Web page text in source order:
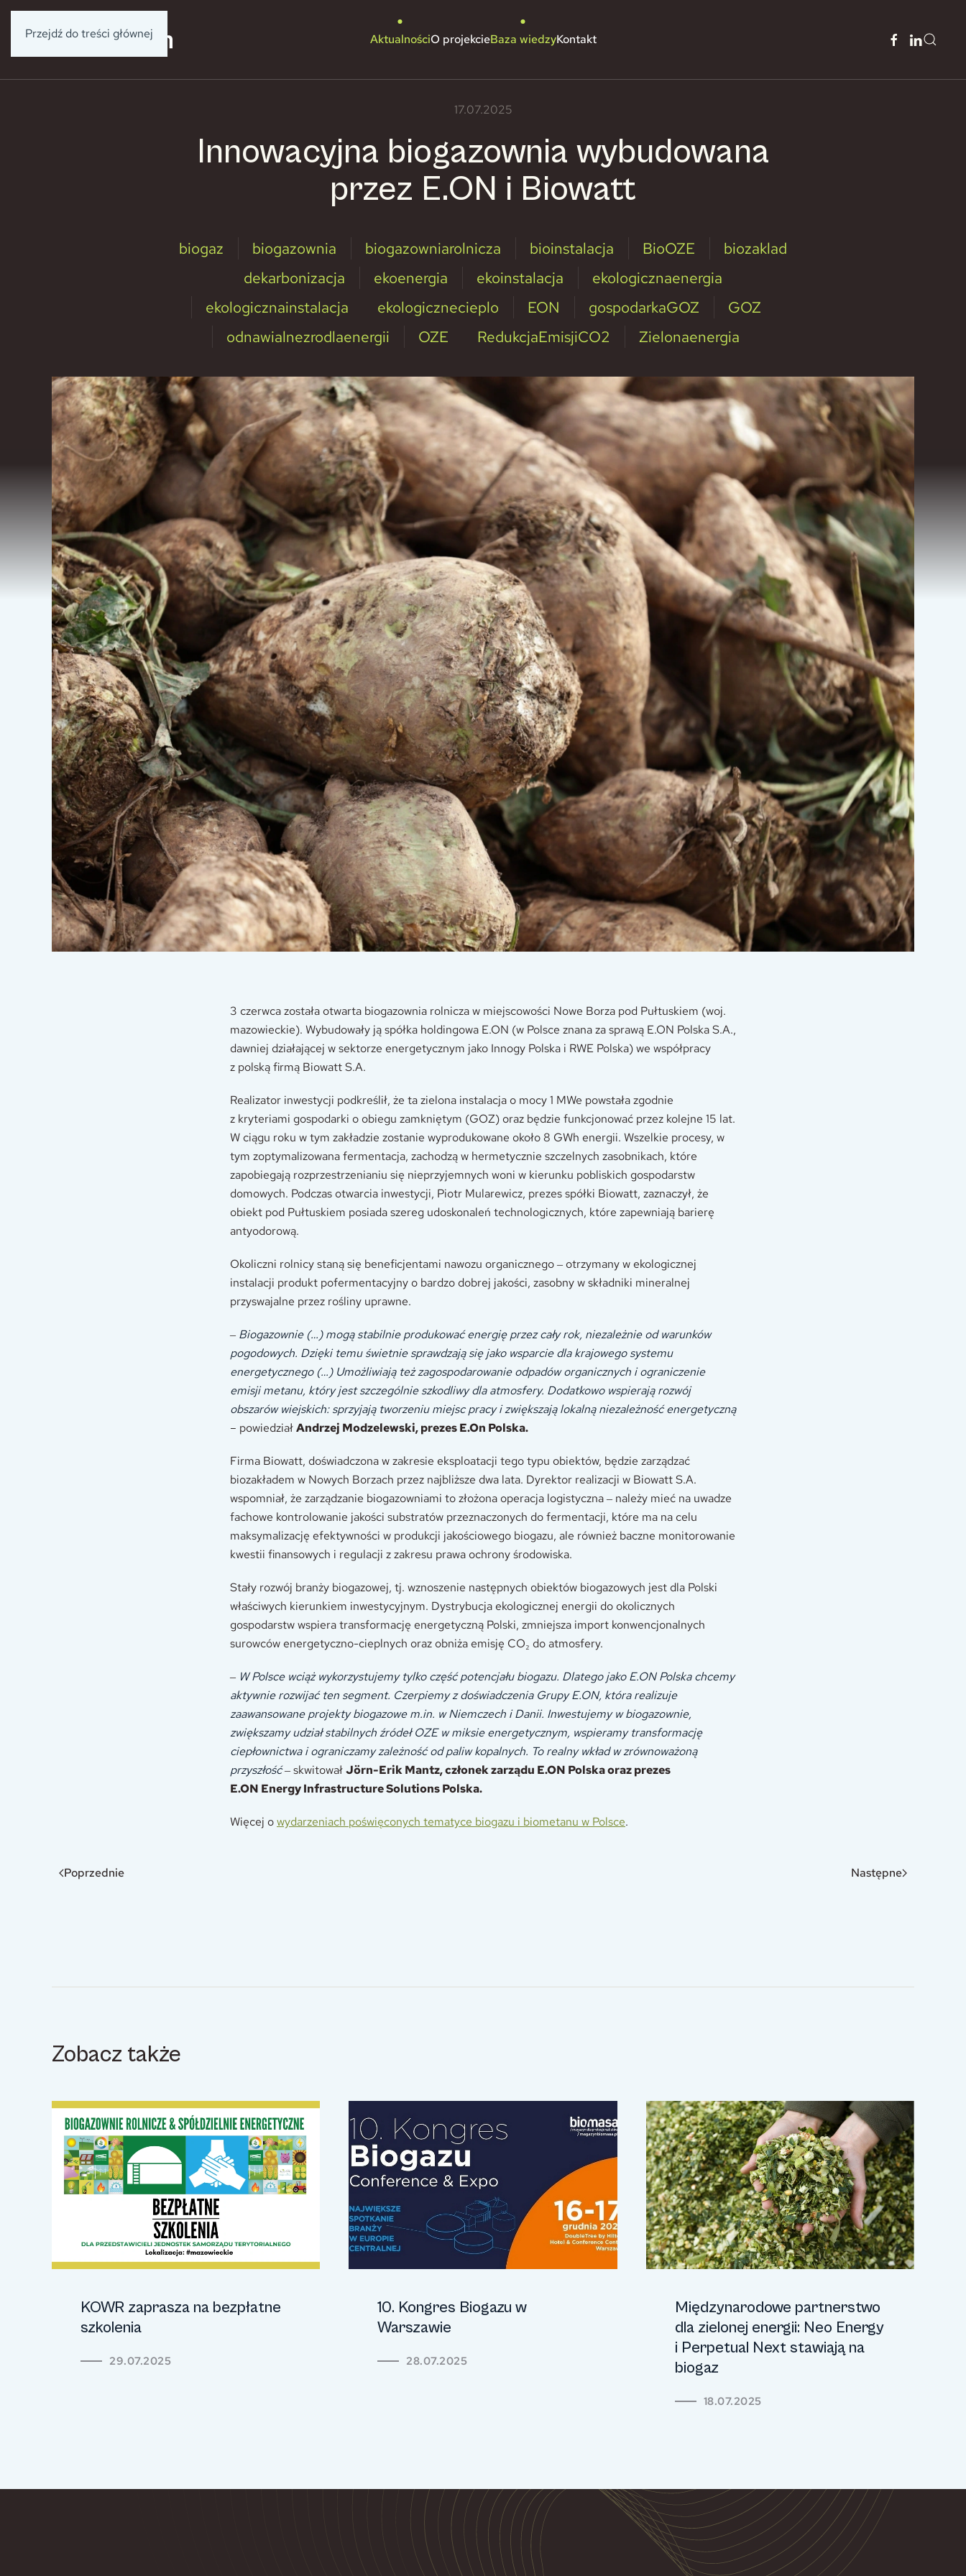
Przejdź do treści głównej AktualnościO projekcieBaza wiedzyKontakt
17.07.2025
Innowacyjna biogazownia wybudowana
przez E.ON i Biowatt
biogaz biogazownia biogazowniarolnicza bioinstalacja BioOZE
biozaklad
dekarbonizacja
ekoenergia ekoinstalacja
ekologicznaenergia
ekologicznainstalacja
ekologicznecieplo EON gospodarkaGOZ
GOZ
odnawialnezrodlaenergii
OZE RedukcjaEmisjiCO2 Zielonaenergia
3 czerwca została otwarta biogazownia rolnicza w miejscowości Nowe Borza pod Pułtuskiem (woj.
mazowieckie). Wybudowały ją spółka holdingowa E.ON (w Polsce znana za sprawą E.ON Polska S.A.,
dawniej działającej w sektorze energetycznym jako Innogy Polska i RWE Polska) we współpracy
z polską firmą Biowatt S.A.
Realizator inwestycji podkreślił, że ta zielona instalacja o mocy 1 MWe powstała zgodnie
z kryteriami gospodarki o obiegu zamkniętym (GOZ) oraz będzie funkcjonować przez kolejne 15 lat.
W ciągu roku w tym zakładzie zostanie wyprodukowane około 8 GWh energii. Wszelkie procesy, w
tym zoptymalizowana fermentacja, zachodzą w hermetycznie szczelnych zasobnikach, które
zapobiegają rozprzestrzenianiu się nieprzyjemnych woni w kierunku pobliskich gospodarstw
domowych. Podczas otwarcia inwestycji, Piotr Mularewicz, prezes spółki Biowatt, zaznaczył, że
obiekt pod Pułtuskiem posiada szereg udoskonaleń technologicznych, które zapewniają barierę
antyodorową.
Okoliczni rolnicy staną się beneficjentami nawozu organicznego ‒ otrzymany w ekologicznej
instalacji produkt pofermentacyjny o bardzo dobrej jakości, zasobny w składniki mineralnej
przyswajalne przez rośliny uprawne.
‒ Biogazownie (…) mogą stabilnie produkować energię przez cały rok, niezależnie od warunków
pogodowych. Dzięki temu świetnie sprawdzają się jako wsparcie dla krajowego systemu
energetycznego (…) Umożliwiają też zagospodarowanie odpadów organicznych i ograniczenie
emisji metanu, który jest szczególnie szkodliwy dla atmosfery. Dodatkowo wspierają rozwój
obszarów wiejskich: sprzyjają tworzeniu miejsc pracy i zwiększają lokalną niezależność energetyczną
– powiedziałAndrzej Modzelewski, prezes E.On Polska.
Firma Biowatt, doświadczona w zakresie eksploatacji tego typu obiektów, będzie zarządzać
biozakładem w Nowych Borzach przez najbliższe dwa lata. Dyrektor realizacji w Biowatt S.A.
wspomniał, że zarządzanie biogazowniami to złożona operacja logistyczna ‒ należy mieć na uwadze
fachowe kontrolowanie jakości substratów przeznaczonych do fermentacji, które ma na celu
maksymalizację efektywności w produkcji jakościowego biogazu, ale również baczne monitorowanie
kwestii finansowych i regulacji z zakresu prawa ochrony środowiska.
Stały rozwój branży biogazowej, tj. wznoszenie następnych obiektów biogazowych jest dla Polski
właściwych kierunkiem inwestycyjnym. Dystrybucja ekologicznej energii do okolicznych
gospodarstw wspiera transformację energetyczną Polski, zmniejsza import konwencjonalnych
surowców energetyczno-cieplnych oraz obniża emisję CO₂ do atmosfery.
‒ W Polsce wciąż wykorzystujemy tylko część potencjału biogazu. Dlatego jako E.ON Polska chcemy
aktywnie rozwijać ten segment. Czerpiemy z doświadczenia Grupy E.ON, która realizuje
zaawansowane projekty biogazowe m.in. w Niemczech i Danii. Inwestujemy w biogazownie,
zwiększamy udział stabilnych źródeł OZE w miksie energetycznym, wspieramy transformację
ciepłownictwa i ograniczamy zależność od paliw kopalnych. To realny wkład w zrównoważoną
przyszłość‒ skwitowałJörn-Erik Mantz, członek zarządu E.ON Polska oraz prezes
E.ON Energy Infrastructure Solutions Polska.
Więcej owydarzeniach poświęconych tematyce biogazu i biometanu w Polsce.
Poprzednie Następne
Zobacz także
KOWR zaprasza na bezpłatne
szkolenia
29.07.2025
10. Kongres Biogazu w
Warszawie
28.07.2025
Międzynarodowe partnerstwo
dla zielonej energii: Neo Energy
i Perpetual Next stawiają na
biogaz
18.07.2025